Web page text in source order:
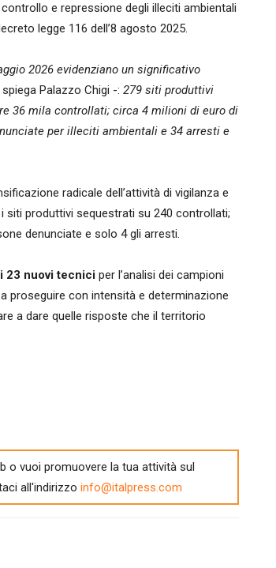
e repressione degli illeciti ambientali
legge 116 dell’8 agosto 2025.
2026 evidenziano un significativo
Palazzo Chigi -: 279 siti produttivi
36 mila controllati; circa 4 milioni di euro di
per illeciti ambientali e 34 arresti e
radicale dell’attività di vigilanza e
siti produttivi sequestrati su 240 controllati;
denunciate e solo 4 gli arresti.
23 nuovi tecnici per l’analisi dei campioni
proseguire con intensità e determinazione
a dare quelle risposte che il territorio
o vuoi promuovere la tua attività sul
all'indirizzo info@italpress.com